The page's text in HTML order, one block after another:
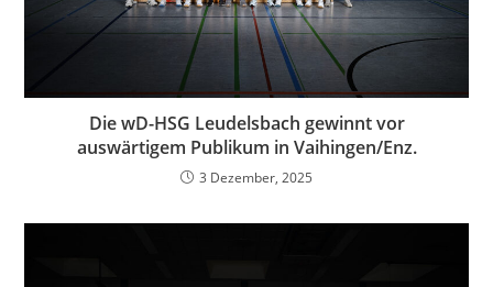
Die wD-HSG Leudelsbach gewinnt vor
auswärtigem Publikum in Vaihingen/Enz.
3 Dezember, 2025